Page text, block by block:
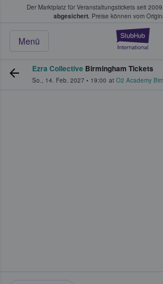
Der Marktplatz für Veranstaltungstickets seit 2009.
abgesichert. Preise können vom
Menü
Tickets kaufen &
Ezra Collective Birmingham Tickets
So., 14. Feb. 2027 • 19:00 at O2 Academy